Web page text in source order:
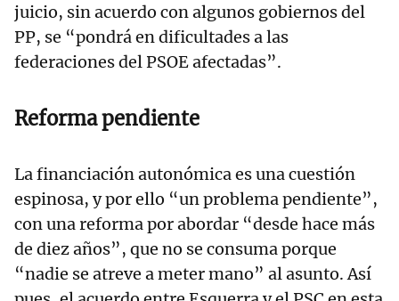
juicio, sin acuerdo con algunos gobiernos del
PP, se “pondrá en dificultades a las
federaciones del PSOE afectadas”.
Reforma pendiente
La financiación autonómica es una cuestión
espinosa, y por ello “un problema pendiente”,
con una reforma por abordar “desde hace más
de diez años”, que no se consuma porque
“nadie se atreve a meter mano” al asunto. Así